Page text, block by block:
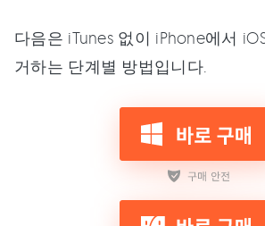
다음은 iTunes 없이 iPhone에서
거하는 단계별 방법입니다.